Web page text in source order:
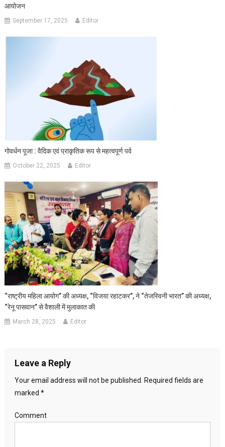
आयोजन
September 17, 2025 Editor
गोवर्धन पूजा : वैदिक एवं प्राकृतिक रूप से महत्वपूर्ण पर्व
October 22, 2025 Editor
“राष्ट्रीय महिला आयोग” की अध्यक्ष, “विजया रहाटकर”, ने “तेजस्विनी भारत” की अध्यक्ष,
“रेनू पासवान” से वैशाली में मुलाकात की
March 28, 2025 Editor
Leave a Reply
Your email address will not be published. Required fields are
marked *
Comment